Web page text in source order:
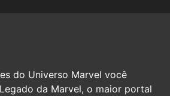
do Universo Marvel você
da Marvel, o maior portal